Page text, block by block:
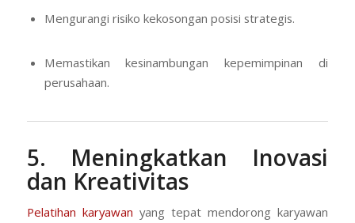
Mengurangi risiko kekosongan posisi strategis.
Memastikan kesinambungan kepemimpinan di
perusahaan.
5. Meningkatkan Inovasi
dan Kreativitas
Pelatihan karyawan yang tepat mendorong karyawan